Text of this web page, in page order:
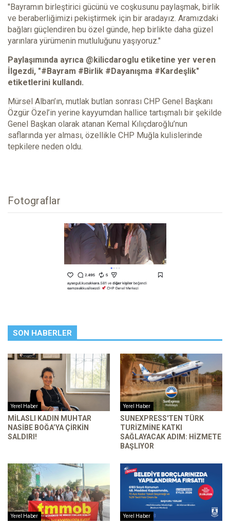
"Bayramın birleştirici gücünü ve coşkusunu paylaşmak, birlik
ve beraberliğimizi pekiştirmek için bir aradayız. Aramızdaki
bağları güçlendiren bu özel günde, hep birlikte daha güzel
yarınlara yürümenin mutluluğunu yaşıyoruz."
Paylaşımında ayrıca @kilicdaroglu etiketine yer veren
İlgezdi, "#Bayram #Birlik #Dayanışma #Kardeşlik"
etiketlerini kullandı.
Mürsel Alban’ın, mutlak butlan sonrası CHP Genel Başkanı
Özgür Özel’in yerine kayyumdan hallice tartışmalı bir şekilde
Genel Başkan olarak atanan Kemal Kılıçdaroğlu’nun
saflarında yer alması, özellikle CHP Muğla kulislerinde
tepkilere neden oldu.
Fotograflar
SON HABERLER
Yerel Haber
MILASLI KADIN MUHTAR
NASIBE BOĞA’YA ÇIRKIN
SALDIRI!
Yerel Haber
SUNEXPRESS'TEN TÜRK
TURIZMINE KATKI
SAĞLAYACAK ADIM: HIZMETE
BAŞLIYOR
Yerel Haber Yerel Haber